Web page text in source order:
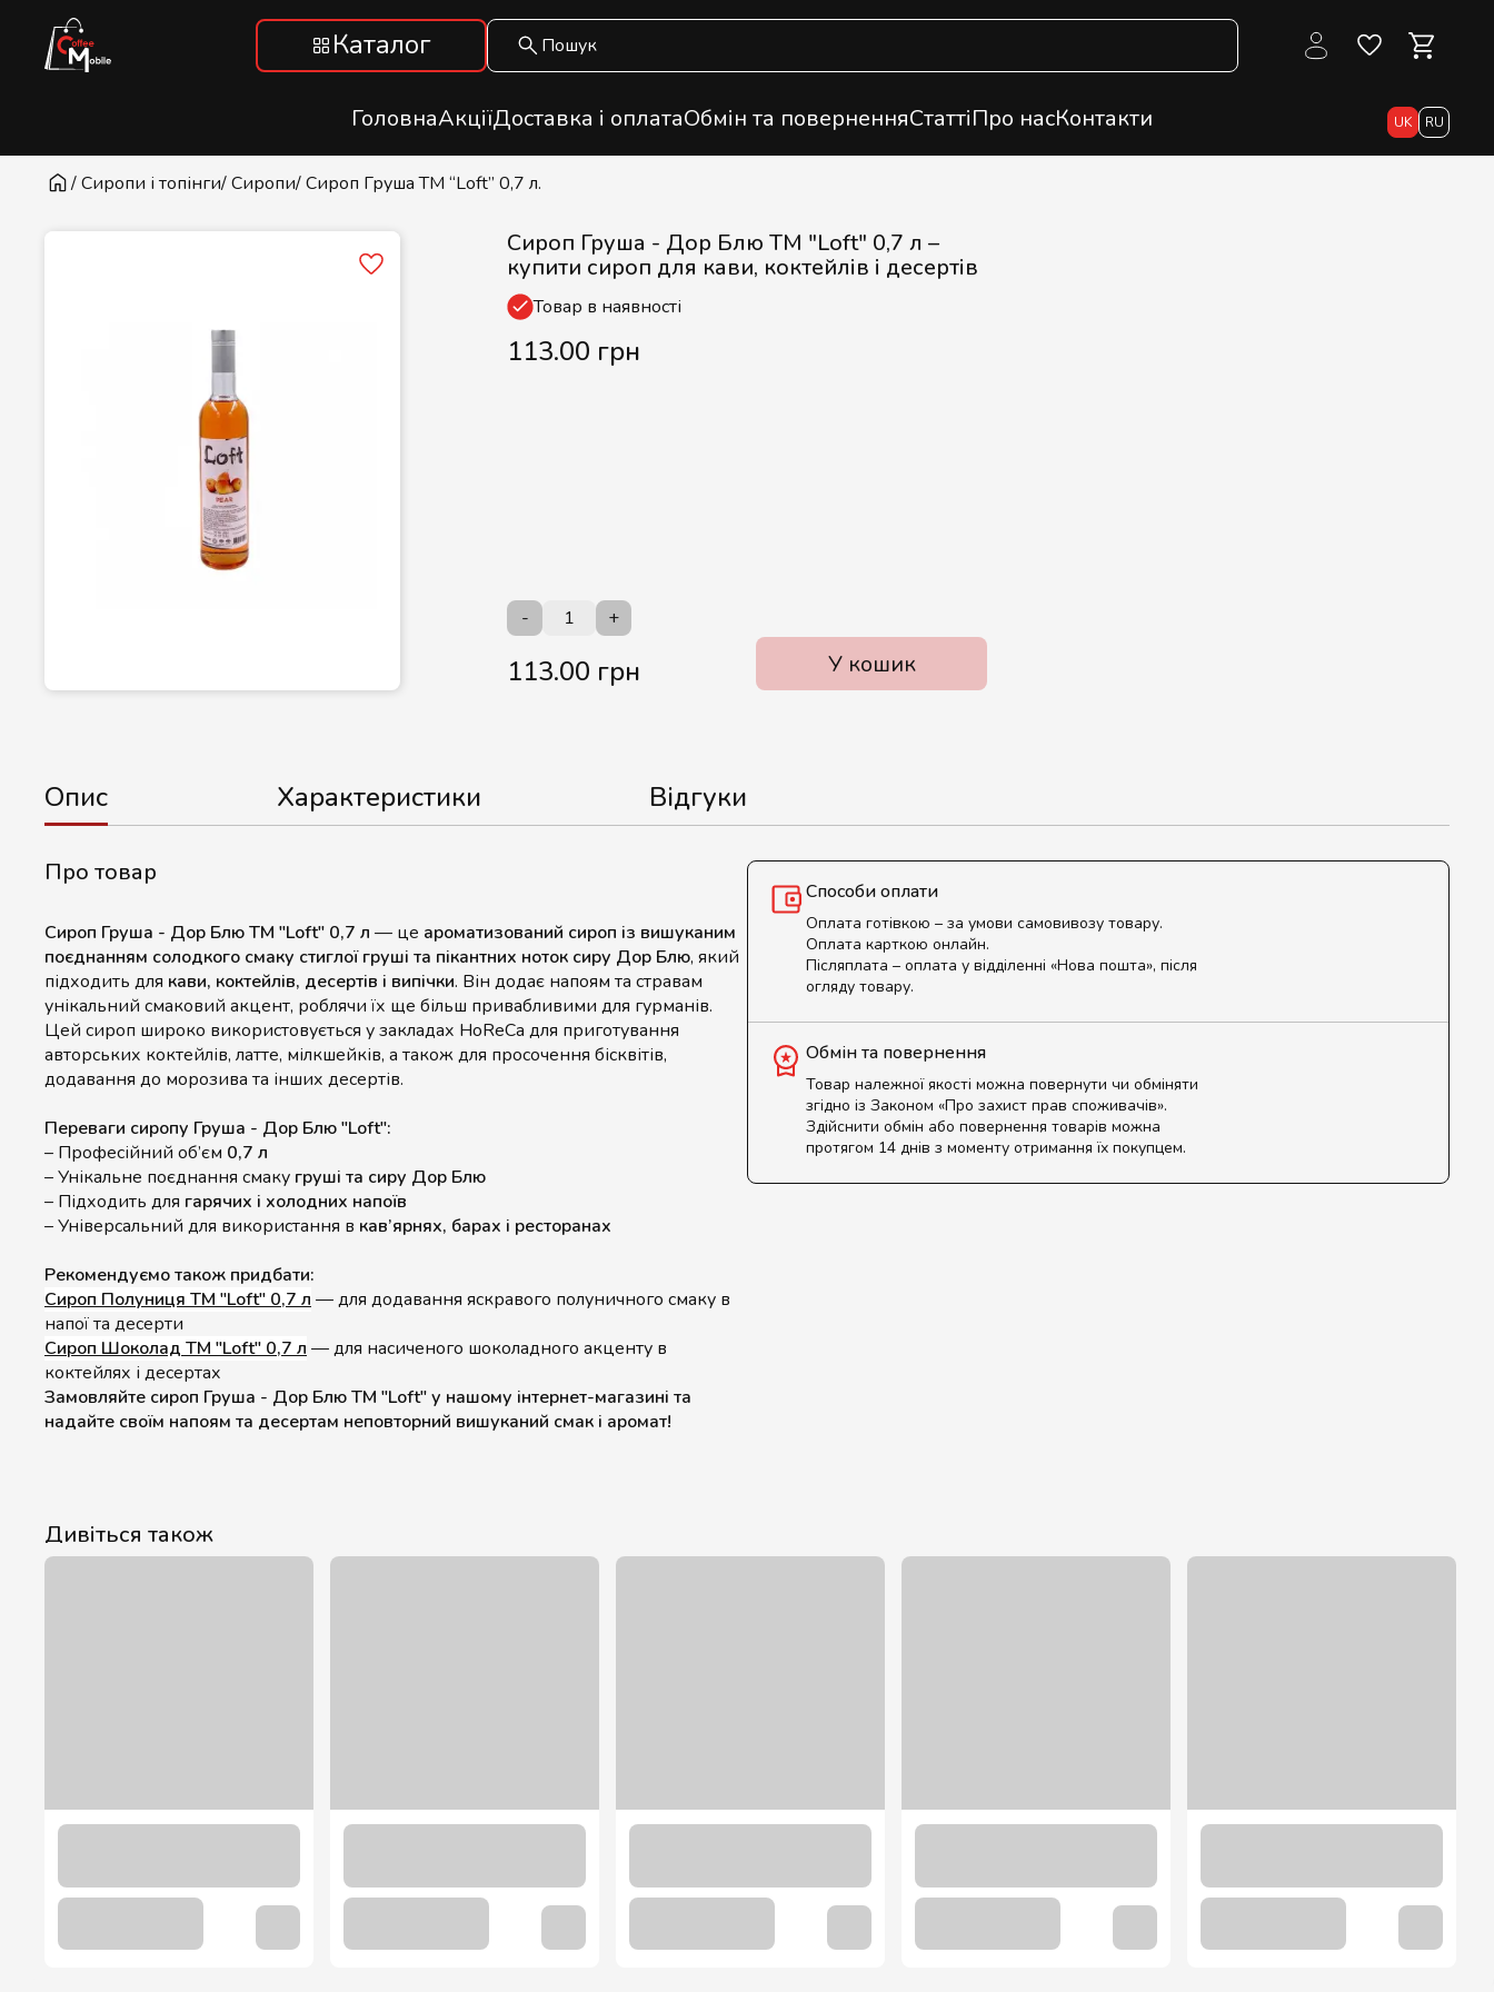
Каталог
ГоловнаАкціїДоставка і оплатаОбмін та поверненняСтаттіПро насКонтакти UK RU
/ Сиропи і топінги/ Сиропи/ Сироп Груша ТМ “Loft” 0,7 л.
Сироп Груша - Дор Блю ТМ "Loft" 0,7 л –
купити сироп для кави, коктейлів і десертів
Товар в наявності
113.00 грн
- +
113.00 грн У кошик
Опис Характеристики Відгуки
Про товар
Сироп Груша - Дор Блю ТМ "Loft" 0,7 л — це ароматизований сироп із вишуканим
поєднанням солодкого смаку стиглої груші та пікантних ноток сиру Дор Блю, який
підходить для кави, коктейлів, десертів і випічки. Він додає напоям та стравам
унікальний смаковий акцент, роблячи їх ще більш привабливими для гурманів.
Цей сироп широко використовується у закладах HoReCa для приготування
авторських коктейлів, латте, мілкшейків, а також для просочення бісквітів,
додавання до морозива та інших десертів.
Переваги сиропу Груша - Дор Блю "Loft":
– Професійний об’єм 0,7 л
– Унікальне поєднання смаку груші та сиру Дор Блю
– Підходить для гарячих і холодних напоїв
– Універсальний для використання в кав’ярнях, барах і ресторанах
Рекомендуємо також придбати:
Сироп Полуниця ТМ "Loft" 0,7 л — для додавання яскравого полуничного смаку в
напої та десерти
Сироп Шоколад ТМ "Loft" 0,7 л — для насиченого шоколадного акценту в
коктейлях і десертах
Замовляйте сироп Груша - Дор Блю ТМ "Loft" у нашому інтернет-магазині та
надайте своїм напоям та десертам неповторний вишуканий смак і аромат!
Способи оплати
Оплата готівкою – за умови самовивозу товару.
Оплата карткою онлайн.
Післяплата – оплата у відділенні «Нова пошта», після
огляду товару.
Обмін та повернення
Товар належної якості можна повернути чи обміняти
згідно із Законом «Про захист прав споживачів».
Здійснити обмін або повернення товарів можна
протягом 14 днів з моменту отримання їх покупцем.
Дивіться також
98.00 грн